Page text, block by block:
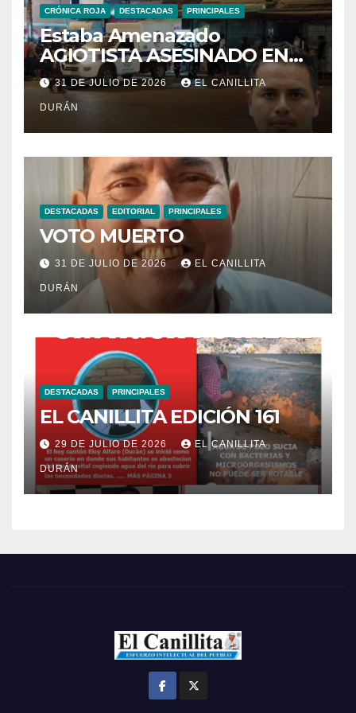
CRÓNICA ROJA DESTACADAS PRINCIPALES
Estaba Amenazado
AGIOTISTA ASESINADO EN
SU NEGOCIO
31 DE JULIO DE 2026 EL CANILLITA
DURÁN
DESTACADAS EDITORIAL PRINCIPALES
VOTO MUERTO
31 DE JULIO DE 2026 EL CANILLITA
DURÁN
DESTACADAS PRINCIPALES
EL CANILLITA EDICIÓN 161
29 DE JULIO DE 2026 EL CANILLITA
DURÁN